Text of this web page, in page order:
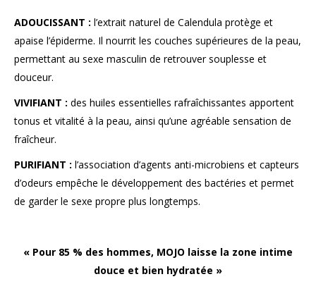
ADOUCISSANT : l’extrait naturel de Calendula protège et
apaise l’épiderme. Il nourrit les couches supérieures de la peau,
permettant au sexe masculin de retrouver souplesse et
douceur.
VIVIFIANT : des huiles essentielles rafraîchissantes apportent
tonus et vitalité à la peau, ainsi qu’une agréable sensation de
fraîcheur.
PURIFIANT : l’association d’agents anti-microbiens et capteurs
d’odeurs empêche le développement des bactéries et permet
de garder le sexe propre plus longtemps.
« Pour 85 % des hommes, MOJO laisse la zone intime
douce et bien hydratée »